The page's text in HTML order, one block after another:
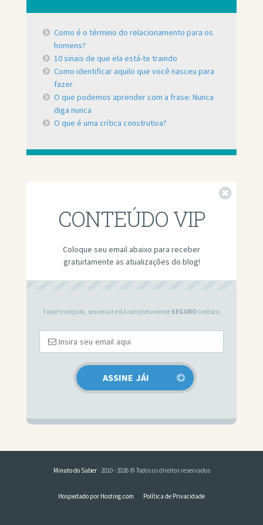
Como é o término do relacionamento para os
homens?
10 sinais de que ela está-te traindo
Como identificar aquilo que você nasceu para
fazer
O que podemos aprender com a frase: Nunca
diga nunca
O que é uma crítica construtiva?
CONTEÚDO VIP
Coloque seu email abaixo para receber
gratuitamente as atualizações do blog!
Fique tranquilo, seu email está completamente SEGUROconosco.
Minuto do Saber· 2010 - 2026 © Todos os direitos reservados
Hospedado por Hosting.com Política de Privacidade